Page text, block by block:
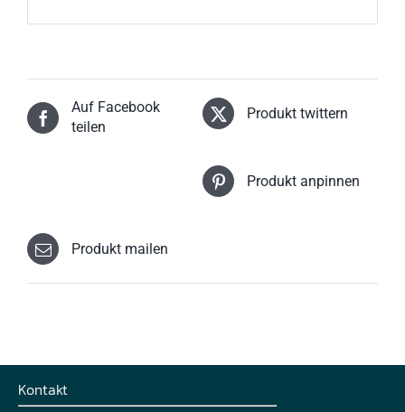
Auf Facebook
teilen
Produkt twittern
Produkt anpinnen
Produkt mailen
Kontakt